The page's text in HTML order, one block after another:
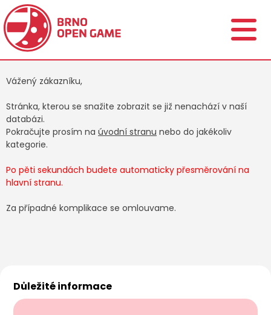
Vážený zákazníku,
Stránka, kterou se snažite zobrazit se již nenachází v naší
databázi.
Pokračujte prosím na úvodní stranu nebo do jakékoliv
kategorie.
Po pěti sekundách budete automaticky přesměrování na
hlavní stranu.
Za případné komplikace se omlouvame.
Důležité informace